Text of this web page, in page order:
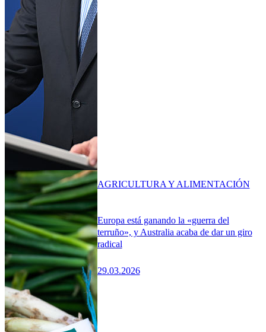
Europa está ganando la «guerra del
terruño», y Australia acaba de dar un giro
radical
29.03.2026
AGRICULTURA Y ALIMENTACIÓN